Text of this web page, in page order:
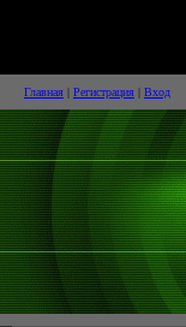
Главная | Регистрация | Вход